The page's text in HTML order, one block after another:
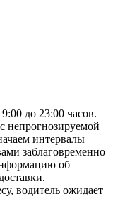
до 23:00 часов.
непрогнозируемой
интервалы
заблаговременно
об
водитель ожидает